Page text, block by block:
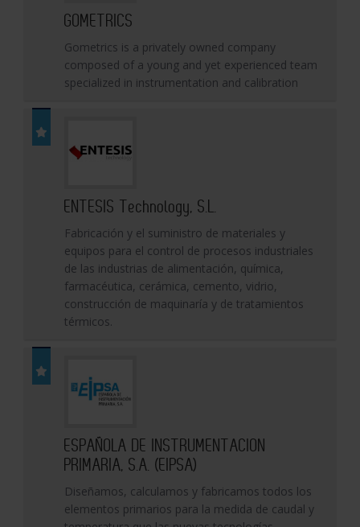
GOMETRICS
Gometrics is a privately owned company
composed of a young and yet experienced team
specialized in instrumentation and calibration
ENTESIS Technology, S.L.
Fabricación y el suministro de materiales y
equipos para el control de procesos industriales
de las industrias de alimentación, química,
farmacéutica, cerámica, cemento, vidrio,
construcción de maquinaría y de tratamientos
térmicos.
ESPAÑOLA DE INSTRUMENTACION
PRIMARIA, S.A. (EIPSA)
Diseñamos, calculamos y fabricamos todos los
elementos primarios para la medida de caudal y